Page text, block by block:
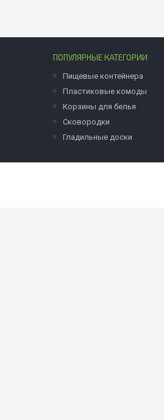
ПОПУЛЯРНЫЕ КАТЕГОРИИ
Пищевые контейнера
Пластиковые комоды
Корзины для белья
Сковородки
Гладильные доски